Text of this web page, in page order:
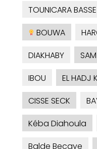
TOUNICARA BASSE
BOUWA
DIAKHABY
SAM
IBOU
EL HADJ
CISSE SECK
Kéba Diahoula
Balde Becaye